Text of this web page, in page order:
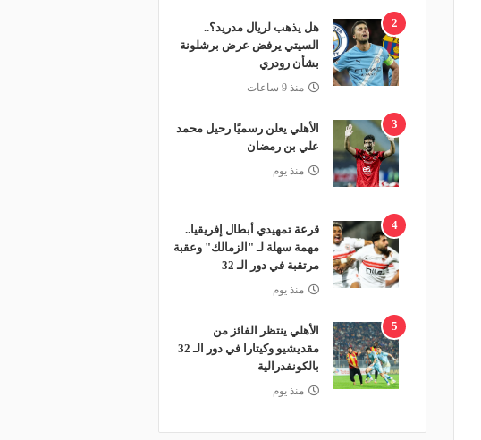
2
هل يذهب لريال مدريد؟..
السيتي يرفض عرض برشلونة
بشأن رودري
منذ 9 ساعات
3
الأهلي يعلن رسميًا رحيل محمد
علي بن رمضان
منذ يوم
4
قرعة تمهيدي أبطال إفريقيا..
مهمة سهلة لـ "الزمالك" وعقبة
مرتقبة في دور الـ 32
منذ يوم
5
الأهلي ينتظر الفائز من
مقديشيو وكيتارا في دور الـ 32
بالكونفدرالية
منذ يوم